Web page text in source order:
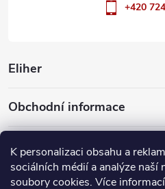
K personalizaci obsahu a
sociálních médií a analýze naší
soubory cookies. Více informací
Eliher
Obchodní informace
Partnerské weby
+420